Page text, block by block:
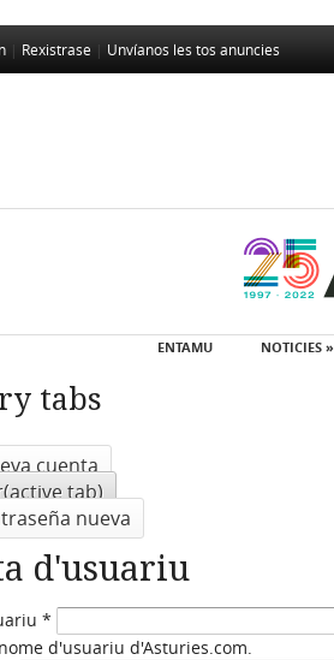
Rexistrase Unvíanos les tos anuncies
ENTAMU NOTICIES »
tabs
cuenta
(active tab)
nueva
d'usuariu
*
d'usuariu d'Asturies.com.